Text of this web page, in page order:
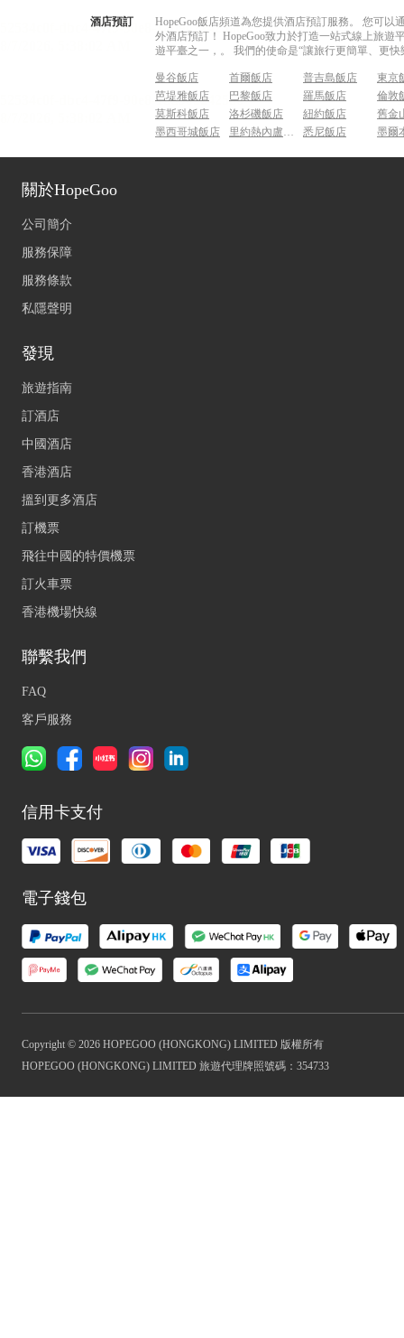
酒店預訂
HopeGoo飯店頻道為您提供酒店預訂服務。 您可
外酒店預訂！ HopeGoo致力於打造一站式線上旅
遊平臺之一，。 我們的使命是“讓旅行更簡單、更
曼谷飯店 首爾飯店 普吉島飯店
東京
芭堤雅飯店
巴黎飯店 羅馬飯店
倫敦
莫斯科飯店
洛杉磯飯店 紐約飯店
舊金
墨西哥城飯店
里約熱內盧飯店 悉尼飯店 墨爾
關於HopeGoo
公司簡介
服務保障
服務條款
私隱聲明
發現
旅遊指南
訂酒店
中國酒店
香港酒店
搵到更多酒店
訂機票
飛往中國的特價機票
訂火車票
香港機場快線
聯繫我們
FAQ
客戶服務
信用卡支付
電子錢包
Copyright © 2026 HOPEGOO (HONGKONG) LIMITED 版權所有
HOPEGOO (HONGKONG) LIMITED 旅遊代理牌照號碼：354733